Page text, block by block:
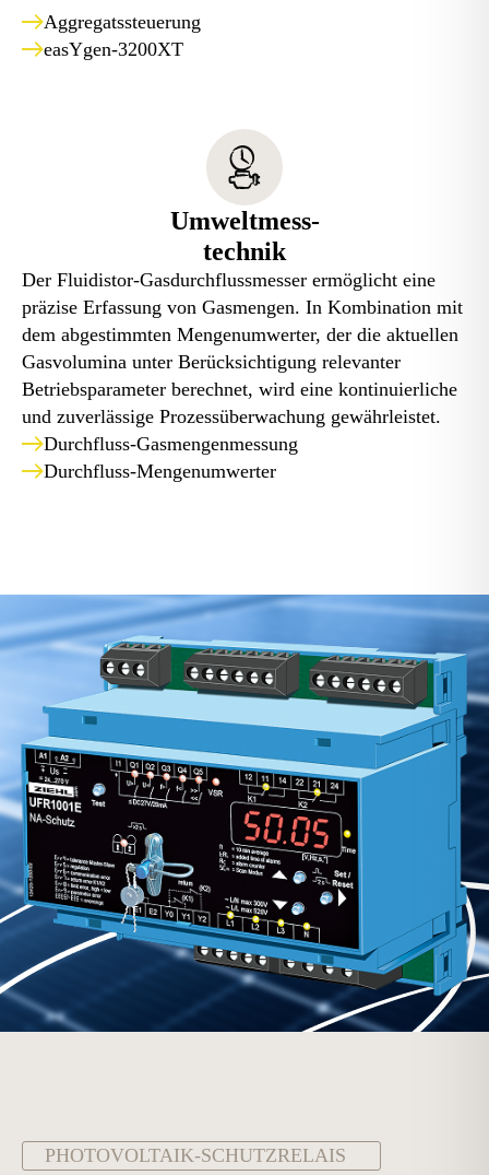
Aggregatssteuerung
easYgen-3200XT
Umweltmess-
technik
Der Fluidistor-Gasdurchflussmesser ermöglicht eine
präzise Erfassung von Gasmengen. In Kombination mit
dem abgestimmten Mengenumwerter, der die aktuellen
Gasvolumina unter Berücksichtigung relevanter
Betriebsparameter berechnet, wird eine kontinuierliche
und zuverlässige Prozessüberwachung gewährleistet.
Durchfluss-Gasmengenmessung
Durchfluss-Mengenumwerter
PHOTOVOLTAIK-SCHUTZRELAIS